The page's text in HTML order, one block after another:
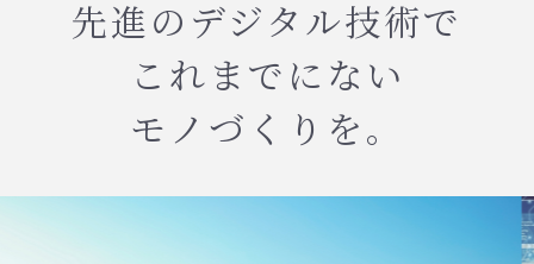
先進のデジタル技術で
これまでにない
モノづくりを。